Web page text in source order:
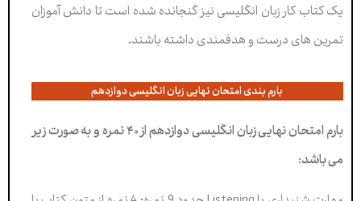
یک کتاب کار زبان انگلیسی نیز گنجانده شده است تا دانش آموزان
تمرین های درست و هدفمندی داشته باشند.
بارم بندی امتحان نهایی زبان انگلیسی دوازدهم
بارم امتحان نهایی زبان انگلیسی دوازدهم از ۴۰ نمره و به صورت زیر
می باشد: